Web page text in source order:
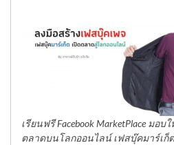
เรียนฟรี Facebook MarketPlace มอบ
ตลาดบนโลกออนไลน์ เฟสบุ๊คมาร์เก็ต